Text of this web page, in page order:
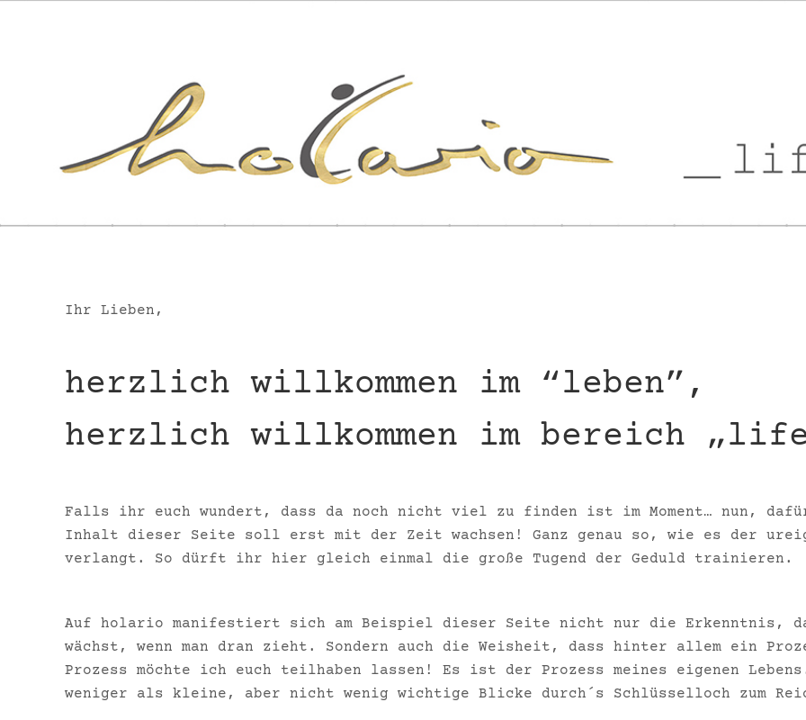
Ihr Lieben,
herzlich willkommen im “leben”,
herzlich willkommen im bereich
Falls ihr euch wundert, dass da noch nicht viel zu finden ist im Moment… nun,
Inhalt dieser Seite soll erst mit der Zeit wachsen! Ganz genau so, wie es der
verlangt. So dürft ihr hier gleich einmal die große Tugend der Geduld trainieren.
Auf holario manifestiert sich am Beispiel dieser Seite nicht nur die Erkenntnis,
wächst, wenn man dran zieht. Sondern auch die Weisheit, dass hinter allem ein
Prozess möchte ich euch teilhaben lassen! Es ist der Prozess meines eigenen
weniger als kleine, aber nicht wenig wichtige Blicke durch´s Schlüsselloch zum